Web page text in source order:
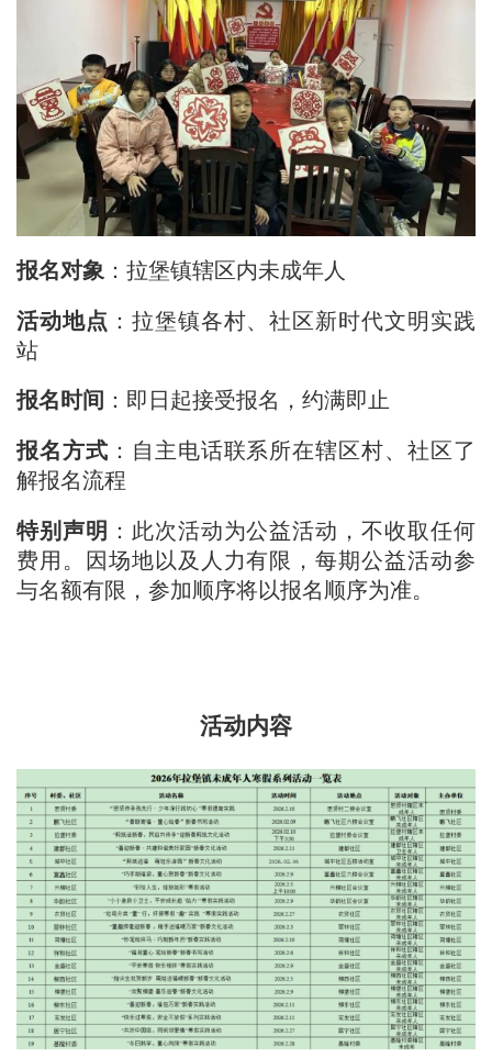
报名对象 ：拉堡镇辖区内未成年人
活动地点 ：拉堡镇各村、社区新时代文明实践
站
报名时间 ：即日起接受报名，约满即止
报名方式 ：自主电话联系所在辖区村、社区了
解报名流程
特别声明 ：此次活动为公益活动，不收取任何
费用。因场地以及人力有限，每期公益活动参
与名额有限，参加顺序将以报名顺序为准。
活动内容